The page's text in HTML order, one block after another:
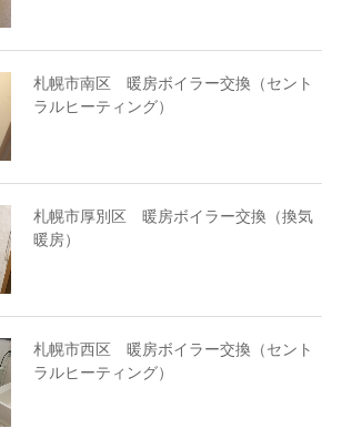
札幌市南区 暖房ボイラー交換（セント
ラルヒーティング）
札幌市厚別区 暖房ボイラー交換（換気
暖房）
札幌市西区 暖房ボイラー交換（セント
ラルヒーティング）